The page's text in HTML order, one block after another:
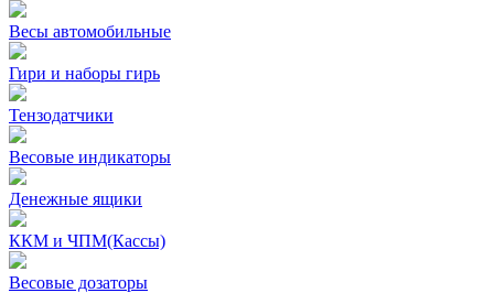
Весы автомобильные
Гири и наборы гирь
Тензодатчики
Весовые индикаторы
Денежные ящики
ККМ и ЧПМ(Кассы)
Весовые дозаторы